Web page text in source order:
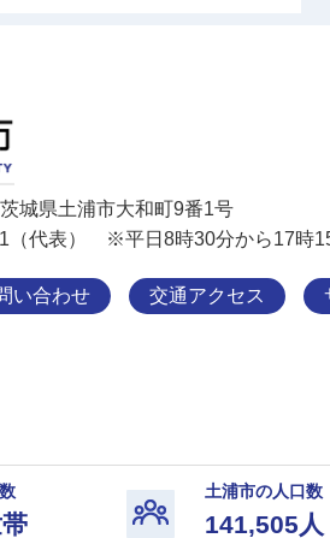
城県土浦市大和町9番1号
（代表） ※平日8時30分から17時
い合わせ 交通アクセス